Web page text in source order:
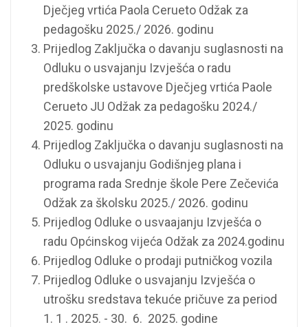
Dječjeg vrtića Paola Cerueto Odžak za
pedagošku 2025./ 2026. godinu
Prijedlog Zaključka o davanju suglasnosti na
Odluku o usvajanju Izvješća o radu
predškolske ustavove Dječjeg vrtića Paole
Cerueto JU Odžak za pedagošku 2024./
2025. godinu
Prijedlog Zaključka o davanju suglasnosti na
Odluku o usvajanju Godišnjeg plana i
programa rada Srednje škole Pere Zečevića
Odžak za školsku 2025./ 2026. godinu
Prijedlog Odluke o usvaajanju Izvješća o
radu Općinskog vijeća Odžak za 2024.godinu
Prijedlog Odluke o prodaji putničkog vozila
Prijedlog Odluke o usvajanju Izvješća o
utrošku sredstava tekuće pričuve za period
1. 1 . 2025. - 30. 6. 2025. godine